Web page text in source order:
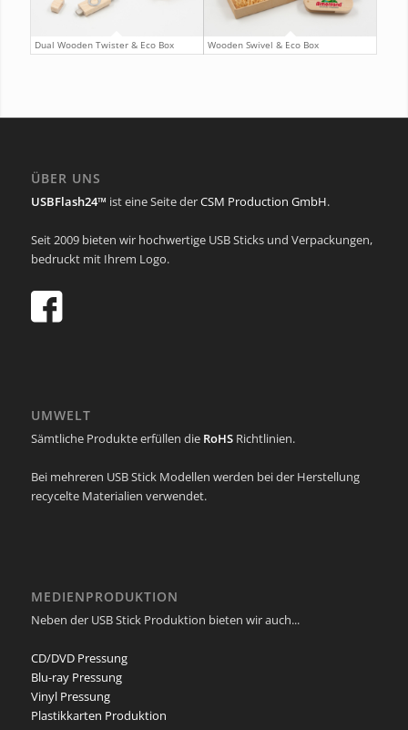
Dual Wooden Twister & Eco Box Wooden Swivel & Eco Box
ÜBER UNS
USBFlash24™ ist eine Seite derCSM Production GmbH.
Seit 2009 bieten wir hochwertige USB Sticks und Verpackungen,
bedruckt mit Ihrem Logo.
UMWELT
Sämtliche Produkte erfüllen die RoHSRichtlinien.
Bei mehreren USB Stick Modellen werden bei der Herstellung
recycelte Materialien verwendet.
MEDIENPRODUKTION
Neben der USB Stick Produktion bieten wir auch...
CD/DVD Pressung
Blu-ray Pressung
Vinyl Pressung
Plastikkarten Produktion